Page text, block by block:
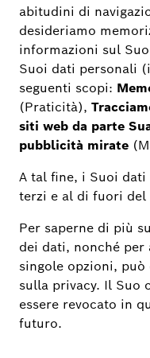
I tuoi vantaggi
Sfrutta i
con soluzioni